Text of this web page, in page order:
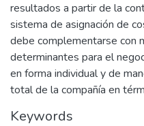
resultados a partir de la
sistema de asignación de
debe complementarse con
determinantes para el
en forma individual y de
total de la compañía en
Keywords